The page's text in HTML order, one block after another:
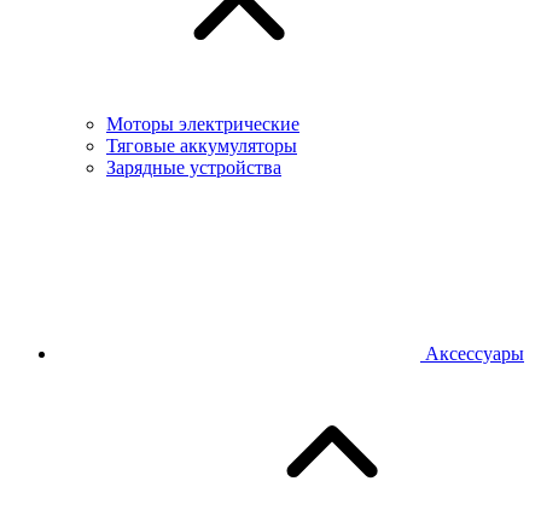
Моторы электрические
Тяговые аккумуляторы
Зарядные устройства
Аксессуары